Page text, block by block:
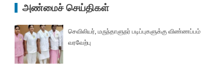
அண்மைச் செய்திகள்
செவிலியர், மருந்தாளுநர் படிப்புகளுக்கு விண்ணப்பம்
வரவேற்பு